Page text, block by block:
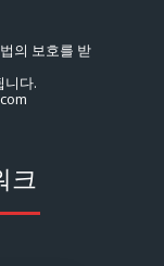
의 보호를 받
니다.
크